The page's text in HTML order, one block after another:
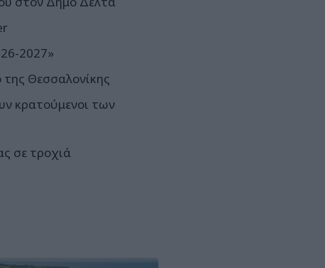
2027»
της Θεσσαλονίκης
κρατούμενοι των
σε τροχιά